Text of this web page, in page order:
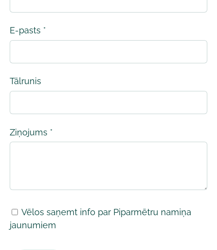
E-pasts *
Tālrunis
Ziņojums *
Vēlos saņemt info par Piparmētru namiņa
jaunumiem